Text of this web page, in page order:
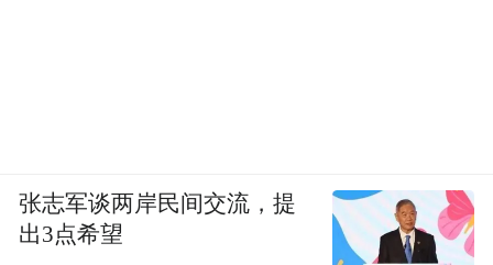
张志军谈两岸民间交流，提
出3点希望